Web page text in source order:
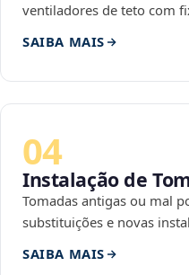
ventiladores de teto com
SAIBA MAIS
04
Instalação de
Tomadas antigas ou mal
substituições e novas
SAIBA MAIS